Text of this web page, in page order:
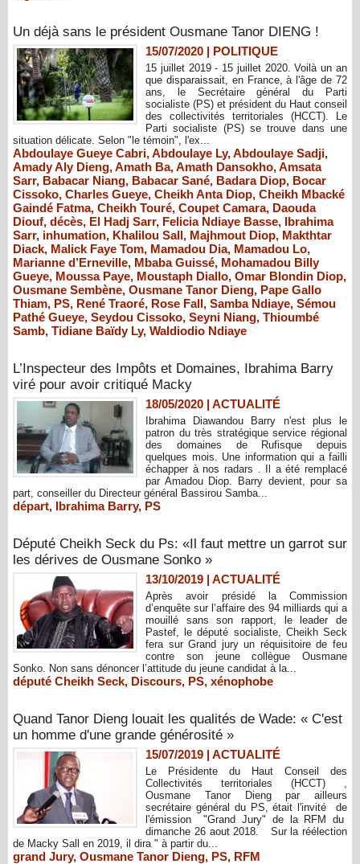
Un déjà sans le président Ousmane Tanor DIENG !
15/07/2020 | POLITIQUE
15 juillet 2019 - 15 juillet 2020. Voilà un an
que disparaissait, en France, à l'âge de 72
ans, le Secrétaire général du Parti
socialiste (PS) et président du Haut conseil
des collectivités territoriales (HCCT). Le
Parti socialiste (PS) se trouve dans une
situation délicate. Selon "le témoin", l'ex...
Abdoulaye Gueye Cabri,Abdoulaye Ly,Abdoulaye Sadji,
Amady Aly Dieng,Amath Ba,Amath Dansokho,Amsata
Sarr, Babacar Niang, Babacar Sané, Badara Diop, Bocar
Cissoko, Charles Gueye, Cheikh Anta Diop, Cheikh Mbacké
Gaindé Fatma, Cheikh Touré, Coupet Camara, Daouda
Diouf, décès, El Hadj Sarr, Felicia Ndiaye Basse, Ibrahima
Sarr, inhumation, Khalilou Sall, Majhmout Diop, Makthtar
Diack, Malick Faye Tom, Mamadou Dia, Mamadou Lo,
Marianne d’Erneville, Mbaba Guissé, Mohamadou Billy
Gueye, Moussa Paye, Moustaph Diallo, Omar Blondin Diop,
Ousmane Sembène, Ousmane Tanor Dieng, Pape Gallo
Thiam, PS, René Traoré, Rose Fall, Samba Ndiaye, Sémou
Pathé Gueye, Seydou Cissoko, Seyni Niang, Thioumbé
Samb, Tidiane Baïdy Ly, Waldiodio Ndiaye
L’Inspecteur des Impôts et Domaines, Ibrahima Barry
viré pour avoir critiqué Macky
18/05/2020 | ACTUALITÉ
Ibrahima Diawandou Barry n'est plus le
patron du très stratégique service régional
des domaines de Rufisque depuis
quelques mois. Une information qui a failli
échapper à nos radars . Il a été remplacé
par Amadou Diop. Barry devient, pour sa
part, conseiller du Directeur général Bassirou Samba...
départ, Ibrahima Barry, PS
Député Cheikh Seck du Ps: «Il faut mettre un garrot sur
les dérives de Ousmane Sonko »
13/10/2019 | ACTUALITÉ
Après avoir présidé la Commission
d’enquête sur l’affaire des 94 milliards qui a
mouillé sans son rapport, le leader de
Pastef, le député socialiste, Cheikh Seck
fera sur Grand jury un réquisitoire de feu
contre son jeune collègue Ousmane
Sonko. Non sans dénoncer l’attitude du jeune candidat à la...
député Cheikh Seck, Discours, PS, xénophobe
Quand Tanor Dieng louait les qualités de Wade: « C'est
un homme d'une grande générosité »
15/07/2019 | ACTUALITÉ
Le Présidente du Haut Conseil des
Collectivités territoriales (HCCT) ,
Ousmane Tanor Dieng par ailleurs
secrétaire général du PS, était l'invité de
l'émission "Grand Jury" de la RFM du
dimanche 26 aout 2018. Sur la réélection
de Macky Sall en 2019, il dira " à partir du...
grand Jury, Ousmane Tanor Dieng, PS, RFM